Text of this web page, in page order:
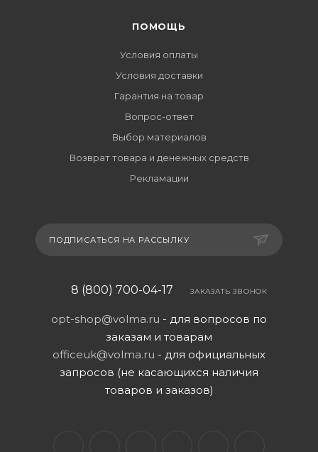
ПОМОЩЬ
Условия оплаты
Условия доставки
Гарантия на товар
Вопрос-ответ
Выбор материалов
Возврат товара и денежных средств
Рекламации
ПОДПИСАТЬСЯ НА РАССЫЛКУ
8 (800) 700-04-17 ЗАКАЗАТЬ ЗВОНОК
opt-shop@volma.ru - для вопросов по
заказам и товарам
officeuk@volma.ru - для официальных
запросов (не касающихся наличия
товаров и заказов)